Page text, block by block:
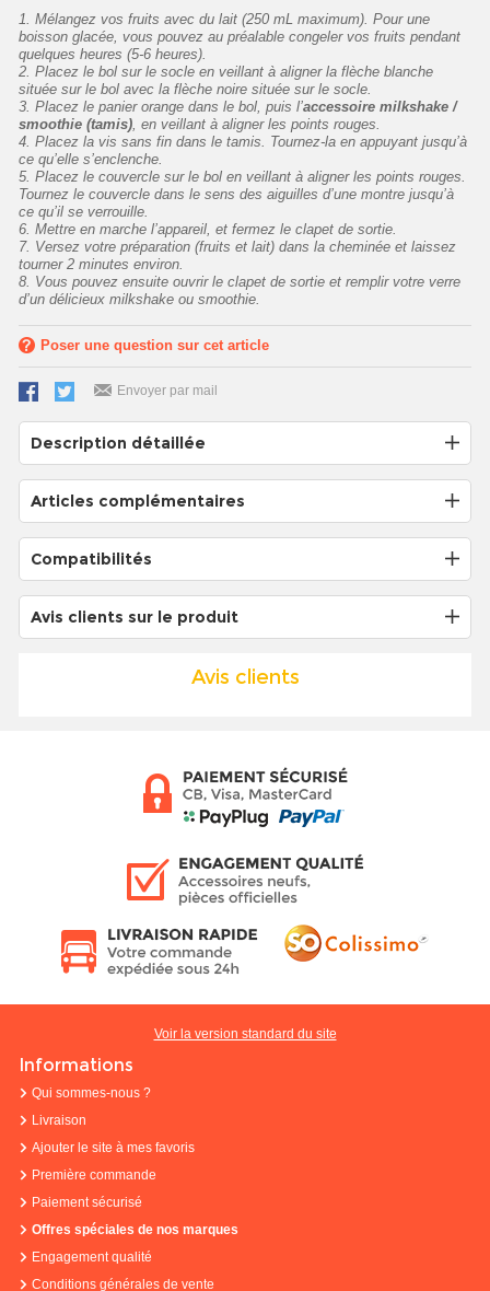
1. Mélangez vos fruits avec du lait (250 mL maximum). Pour une
boisson glacée, vous pouvez au préalable congeler vos fruits pendant
quelques heures (5-6 heures).
2. Placez le bol sur le socle en veillant à aligner la flèche blanche
située sur le bol avec la flèche noire située sur le socle.
3. Placez le panier orange dans le bol, puis l’accessoire milkshake /
smoothie (tamis), en veillant à aligner les points rouges.
4. Placez la vis sans fin dans le tamis. Tournez-la en appuyant jusqu’à
ce qu’elle s’enclenche.
5. Placez le couvercle sur le bol en veillant à aligner les points rouges.
Tournez le couvercle dans le sens des aiguilles d’une montre jusqu’à
ce qu’il se verrouille.
6. Mettre en marche l’appareil, et fermez le clapet de sortie.
7. Versez votre préparation (fruits et lait) dans la cheminée et laissez
tourner 2 minutes environ.
8. Vous pouvez ensuite ouvrir le clapet de sortie et remplir votre verre
d’un délicieux milkshake ou smoothie.
Poser une question sur cet article
Envoyer par mail
Description détaillée
Articles complémentaires
Compatibilités
Avis clients sur le produit
Avis clients
Voir la version standard du site
Informations
Qui sommes-nous ?
Livraison
Ajouter le site à mes favoris
Première commande
Paiement sécurisé
Offres spéciales de nos marques
Engagement qualité
Conditions générales de vente